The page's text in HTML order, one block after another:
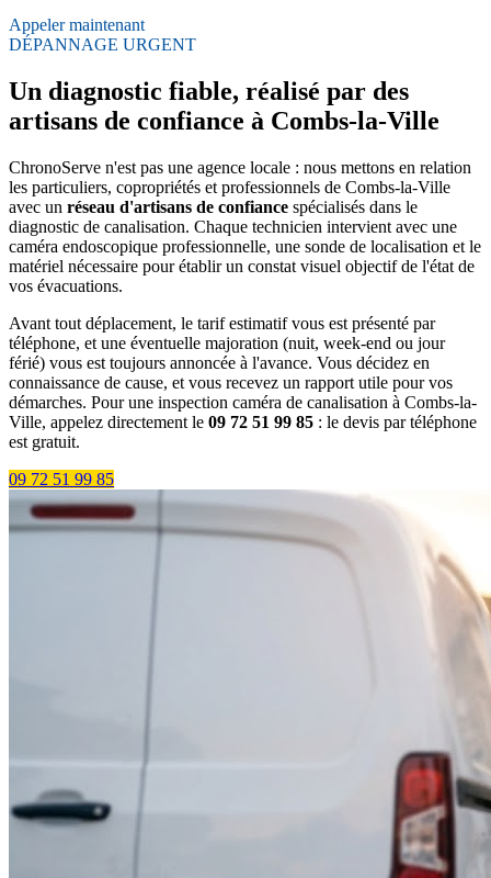
Appeler maintenant
DÉPANNAGE URGENT
Un diagnostic fiable, réalisé par des
artisans de confiance à Combs-la-Ville
ChronoServe n'est pas une agence locale : nous mettons en relation
les particuliers, copropriétés et professionnels de Combs-la-Ville
avec un réseau d'artisans de confiance spécialisés dans le
diagnostic de canalisation. Chaque technicien intervient avec une
caméra endoscopique professionnelle, une sonde de localisation et le
matériel nécessaire pour établir un constat visuel objectif de l'état de
vos évacuations.
Avant tout déplacement, le tarif estimatif vous est présenté par
téléphone, et une éventuelle majoration (nuit, week-end ou jour
férié) vous est toujours annoncée à l'avance. Vous décidez en
connaissance de cause, et vous recevez un rapport utile pour vos
démarches. Pour une inspection caméra de canalisation à Combs-la-
Ville, appelez directement le 09 72 51 99 85 : le devis par téléphone
est gratuit.
09 72 51 99 85